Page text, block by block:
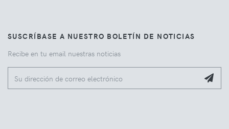
SUSCRÍBASE A NUESTRO BOLETÍN DE NOTICIAS
Recibe en tu email nuestras noticias